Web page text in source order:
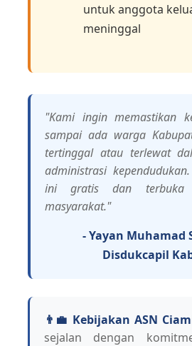
untuk anggota
meninggal
"Kami ingin memastikan
sampai ada warga
tertinggal atau terlewat
administrasi
ini gratis dan terbuka
masyarakat."
- Yayan Muhamad
Disdukcapil
👨‍💼 Kebijakan ASN
sejalan dengan